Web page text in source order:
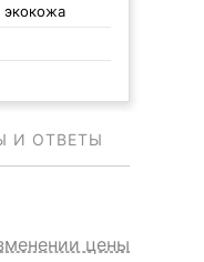
экокожа
И ОТВЕТЫ
цены